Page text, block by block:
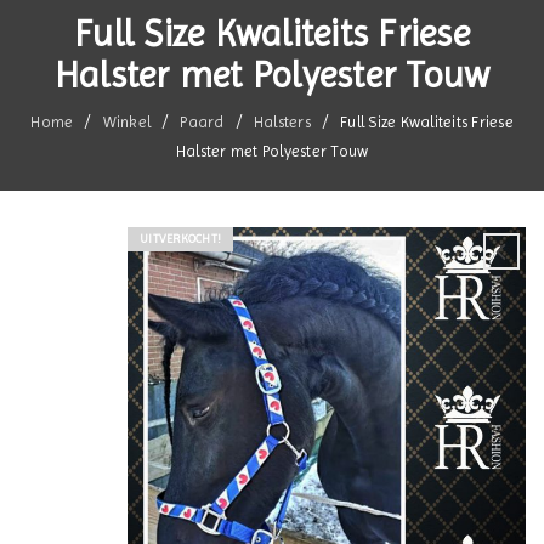
Full Size Kwaliteits Friese
Halster met Polyester Touw
Home / Winkel / Paard / Halsters /
Full Size Kwaliteits Friese
Halster met Polyester Touw
UITVERKOCHT!